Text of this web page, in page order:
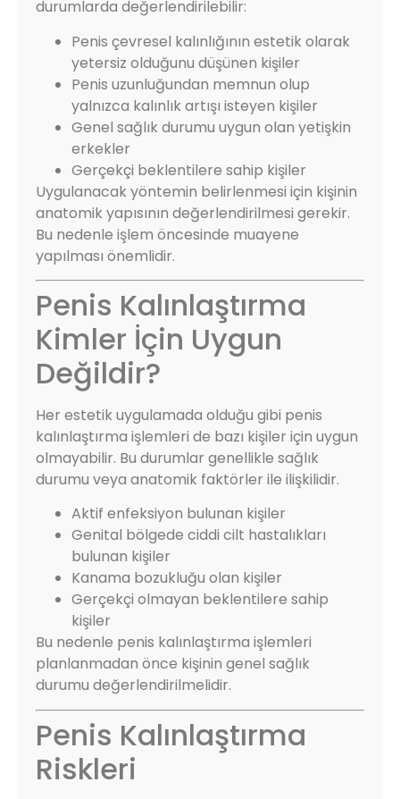
durumlarda değerlendirilebilir:
Penis çevresel kalınlığının estetik olarak
yetersiz olduğunu düşünen kişiler
Penis uzunluğundan memnun olup
yalnızca kalınlık artışı isteyen kişiler
Genel sağlık durumu uygun olan yetişkin
erkekler
Gerçekçi beklentilere sahip kişiler
Uygulanacak yöntemin belirlenmesi için kişinin
anatomik yapısının değerlendirilmesi gerekir.
Bu nedenle işlem öncesinde muayene
yapılması önemlidir.
Penis Kalınlaştırma
Kimler İçin Uygun
Değildir?
Her estetik uygulamada olduğu gibi penis
kalınlaştırma işlemleri de bazı kişiler için uygun
olmayabilir. Bu durumlar genellikle sağlık
durumu veya anatomik faktörler ile ilişkilidir.
Aktif enfeksiyon bulunan kişiler
Genital bölgede ciddi cilt hastalıkları
bulunan kişiler
Kanama bozukluğu olan kişiler
Gerçekçi olmayan beklentilere sahip
kişiler
Bu nedenle penis kalınlaştırma işlemleri
planlanmadan önce kişinin genel sağlık
durumu değerlendirilmelidir.
Penis Kalınlaştırma
Riskleri